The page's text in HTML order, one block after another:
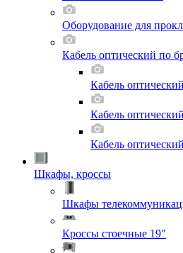
Оборудование для
Кабель оптический по
Кабель
Кабель
Кабель
Шкафы, кроссы
Шкафы
Кроссы стоечные 19"